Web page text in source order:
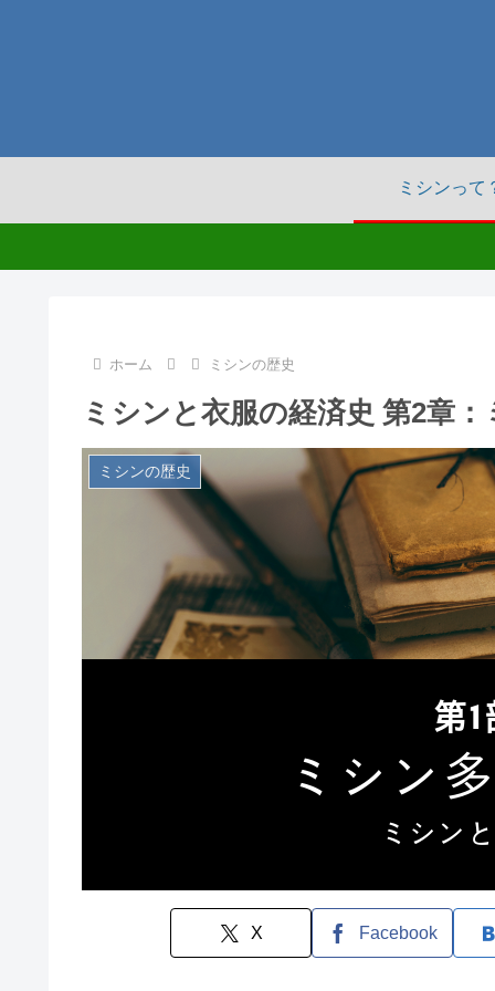
ミシンって
ホーム ミシンの歴史
ミシンと衣服の経済史 第2章
ミシンの歴史
X Facebook